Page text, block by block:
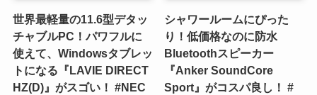
世界最軽量の11.6型デタッ
チャブルPC！パワフルに
使えて、Windowsタブレッ
トになる『LAVIE DIRECT
HZ(D)』がスゴい！ #NEC
シャワールームにぴった
り！低価格なのに防水
Bluetoothスピーカー
『Anker SoundCore
Sport』がコスパ良し！ #